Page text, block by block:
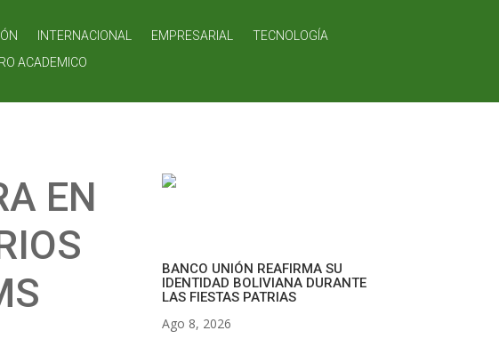
INTERNACIONAL EMPRESARIAL
TECNOLOGÍA
ACADEMICO
EN
BANCO UNIÓN REAFIRMA SU
IDENTIDAD BOLIVIANA DURANTE
LAS FIESTAS PATRIAS
Ago 8, 2026